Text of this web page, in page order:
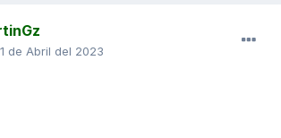
1 de Abril del 2023